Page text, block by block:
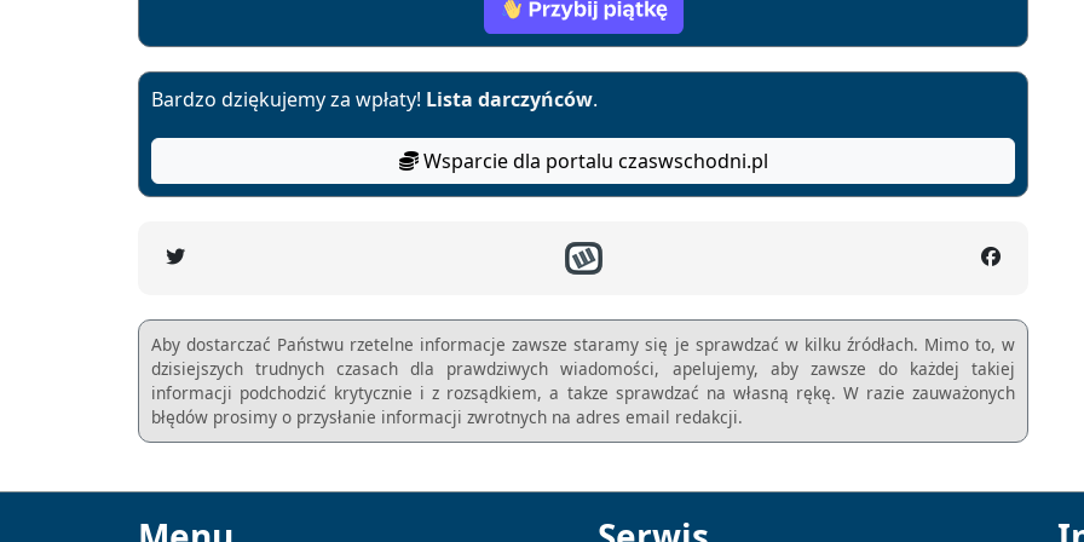
Bardzo dziękujemy za wpłaty! Lista darczyńców.
Wsparcie dla portalu czaswschodni.pl
Aby dostarczać Państwu rzetelne informacje zawsze staramy się je sprawdzać w kilku źródłach. Mimo to, w
dzisiejszych trudnych czasach dla prawdziwych wiadomości, apelujemy, aby zawsze do każdej takiej
informacji podchodzić krytycznie i z rozsądkiem, a takze sprawdzać na własną rękę. W razie zauważonych
błędów prosimy o przysłanie informacji zwrotnych na adres email redakcji.